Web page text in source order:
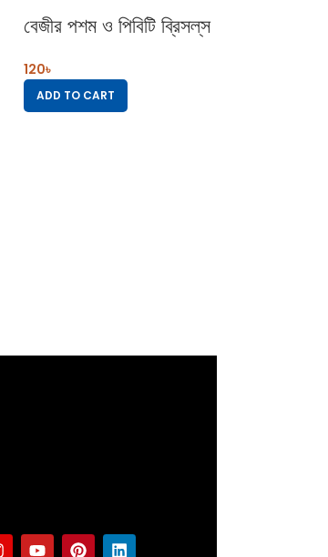
বেজীর পশম ও পিবিটি ব্রিসল্‌স
প্রিমিয়াম ৮ নং তুলি
120৳
ADD TO CART